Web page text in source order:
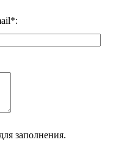
заполнения.